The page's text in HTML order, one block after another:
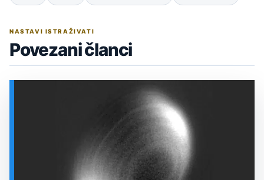
NASTAVI ISTRAŽIVATI
Povezani članci